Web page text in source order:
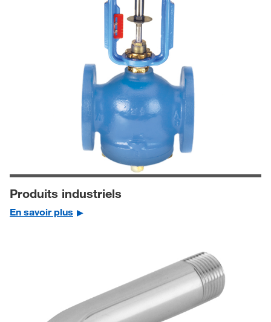
Produits industriels
En savoir plus